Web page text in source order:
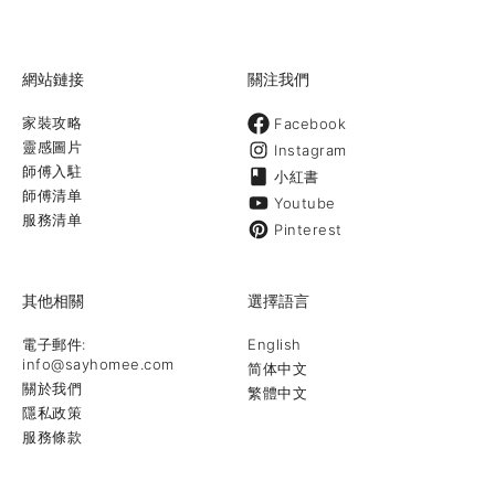
網站鏈接
家裝攻略
靈感圖片
師傅入駐
師傅清单
服務清单
關注我們
Facebook
Instagram
小紅書
Youtube
Pinterest
其他相關
電子郵件:
info@sayhomee.com
關於我們
隱私政策
服務條款
選擇語言
English
简体中文
繁體中文